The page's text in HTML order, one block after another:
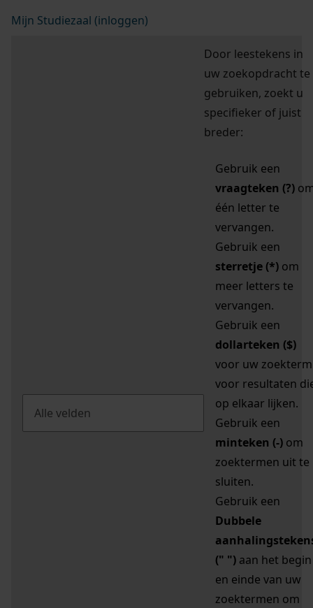
Mijn Studiezaal (inloggen)
Door leestekens in
uw zoekopdracht te
gebruiken, zoekt u
specifieker of juist
breder:
Gebruik een
vraagteken (?)
één letter te
vervangen.
Gebruik een
sterretje (*) om
meer letters te
vervangen.
Gebruik een
dollarteken ($)
voor uw zoekterm
voor resultaten
op elkaar lijken.
Gebruik een
minteken (-) om
zoektermen uit te
sluiten.
Gebruik een
Dubbele
(" ") aan het begin
en einde van uw
zoektermen om